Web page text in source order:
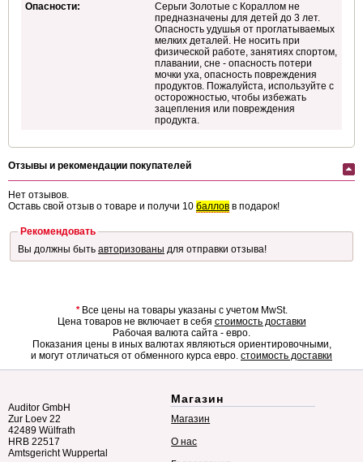
Опасности:
Серьги Золотые с Кораллом не
предназначены для детей до 3 лет.
Опасность удушья от проглатываемых
мелких деталей. Не носить при
физической работе, занятиях спортом,
плавании, сне - опасность потери
мочки уха, опасность повреждения
продуктов. Пожалуйста, используйте с
осторожностью, чтобы избежать
зацепления или повреждения
продукта.
Отзывы и рекомендации покупателей
Нет отзывов.
Оставь свой отзыв о товаре и получи 10 баллов в подарок!
Рекомендовать
Вы должны быть авторизованы для отправки отзыва!
*Все цены на товары указаны с учетом MwSt.
Цена товаров не включает в себя стоимость доставки
Рабочая валюта сайта - евро.
Показания цены в иных валютах являються ориентировочными,
и могут отличаться от обменного курса евро. стоимость доставки
Auditor GmbH
Zur Loev 22
42489 Wülfrath
HRB 22517
Amtsgericht Wuppertal
Магазин
Магазин
О нас